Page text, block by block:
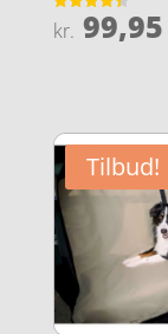
Vurderet
4.4
kr. 99,95
Tilbud!